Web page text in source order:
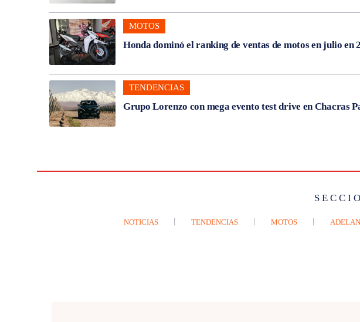
MOTOS
Honda dominó el ranking de ventas de motos en julio en
TENDENCIAS
Grupo Lorenzo con mega evento test drive en Chacras
NOTICIAS TENDENCIAS MOTOS